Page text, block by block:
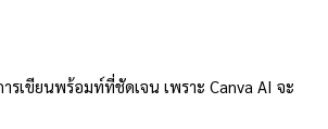
รเขียนพร้อมท์ที่ชัดเจน เพราะ Canva AI จะ